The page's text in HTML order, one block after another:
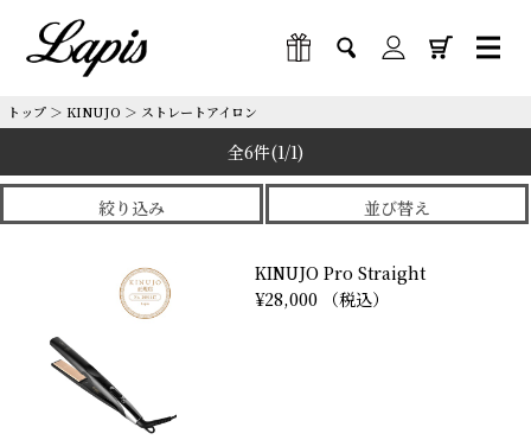
トップ ＞ KINUJO ＞ ストレートアイロン
全6件(1/1)
絞り込み 並び替え
KINUJO Pro Straight
¥28,000 （税込）